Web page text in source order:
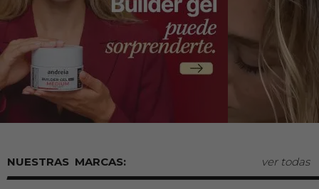
MARCAS: ver todas